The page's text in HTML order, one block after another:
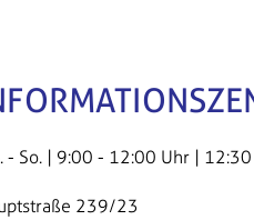
- So. | 9:00 - 12:00 Uhr |
239/23